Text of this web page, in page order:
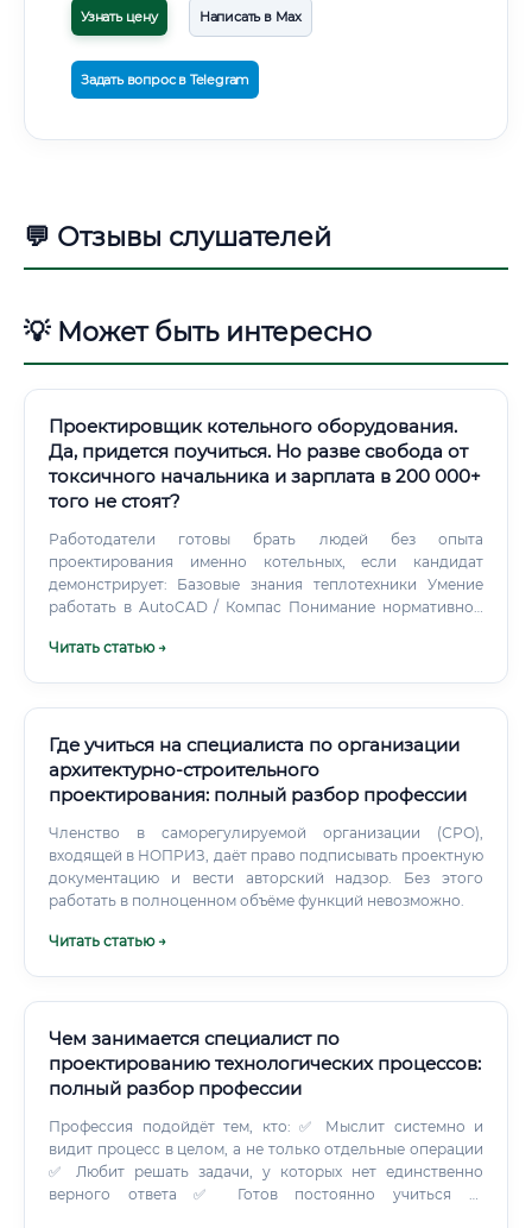
Узнать цену Написать в Max
Задать вопрос в Telegram
💬 Отзывы слушателей
💡 Может быть интересно
Проектировщик котельного оборудования.
Да, придется поучиться. Но разве свобода от
токсичного начальника и зарплата в 200 000+
того не стоят?
Работодатели готовы брать людей без опыта
проектирования именно котельных, если кандидат
демонстрирует: Базовые знания теплотехники Умение
работать в AutoCAD / Компас Понимание нормативной
специалиста ⚠️ Без технического образования вообще
систему наставничества: молодой специалист первые 3–6
месяцев работает под руководством опытного инженера,
постепенно беря на себя самостоятельные задачи. Какие
документы нужны для трудоустройства 📋 Перечень
документов зависит от уровня должности и типа
объектов, с которыми предстоит работать.
Читать статью →
Где учиться на специалиста по организации
архитектурно-строительного
проектирования: полный разбор профессии
Членство в саморегулируемой организации (СРО),
входящей в НОПРИЗ, даёт право подписывать проектную
документацию и вести авторский надзор. Без этого
работать в полноценном объёме функций невозможно.
Читать статью →
Чем занимается специалист по
проектированию технологических процессов:
полный разбор профессии
Профессия подойдёт тем, кто: ✅ Мыслит системно и
видит процесс в целом, а не только отдельные операции
✅ Любит решать задачи, у которых нет единственно
верного ответа ✅ Готов постоянно учиться —